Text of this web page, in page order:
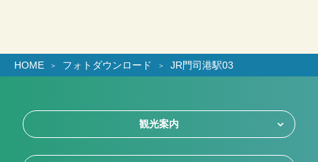
HOME フォトダウンロード JR門司港駅03
観光案内